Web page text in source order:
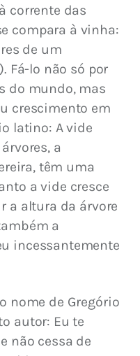
corrente das
compara à vinha:
de um
Fá-lo não só por
do mundo, mas
crescimento em
latino: A vide
a
têm uma
a vide cresce
a altura da árvore
a
incessantemente
nome de Gregório
autor: Eu te
não cessa de